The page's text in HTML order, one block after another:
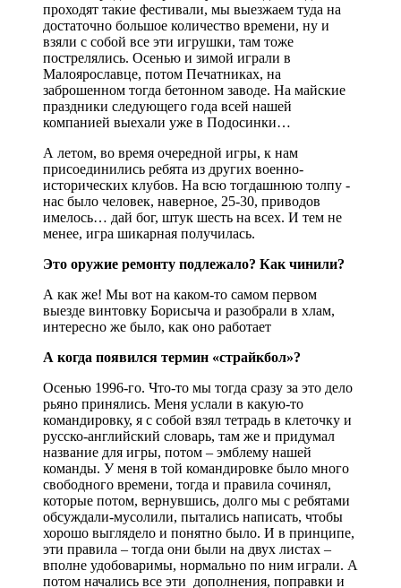
проходят такие фестивали, мы выезжаем туда на
достаточно большое количество времени, ну и
взяли с собой все эти игрушки, там тоже
пострелялись. Осенью и зимой играли в
Малоярославце, потом Печатниках, на
заброшенном тогда бетонном заводе. На майские
праздники следующего года всей нашей
компанией выехали уже в Подосинки…
А летом, во время очередной игры, к нам
присоединились ребята из других военно-
исторических клубов. На всю тогдашнюю толпу -
нас было человек, наверное, 25-30, приводов
имелось… дай бог, штук шесть на всех. И тем не
менее, игра шикарная получилась.
Это оружие ремонту подлежало? Как чинили?
А как же! Мы вот на каком-то самом первом
выезде винтовку Борисыча и разобрали в хлам,
интересно же было, как оно работает
А когда появился термин «страйкбол»?
Осенью 1996-го. Что-то мы тогда сразу за это дело
рьяно принялись. Меня услали в какую-то
командировку, я с собой взял тетрадь в клеточку и
русско-английский словарь, там же и придумал
название для игры, потом – эмблему нашей
команды. У меня в той командировке было много
свободного времени, тогда и правила сочинял,
которые потом, вернувшись, долго мы с ребятами
обсуждали-мусолили, пытались написать, чтобы
хорошо выглядело и понятно было. И в принципе,
эти правила – тогда они были на двух листах –
вполне удобоваримы, нормально по ним играли. А
потом начались все эти дополнения, поправки и